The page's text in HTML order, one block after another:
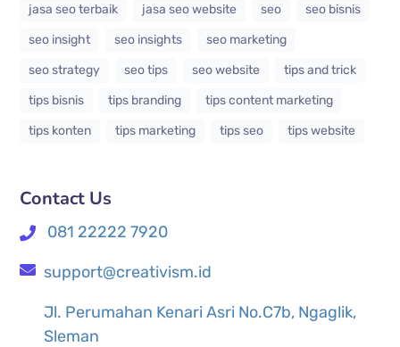
jasa seo terbaik
jasa seo website seo
seo bisnis
seo insight
seo insights
seo marketing
seo strategy
seo tips seo website
tips and trick
tips bisnis
tips branding
tips content marketing
tips konten
tips marketing tips seo tips website
Contact Us
081 22222 7920
support@creativism.id
Jl. Perumahan Kenari Asri No.C7b, Ngaglik,
Sleman